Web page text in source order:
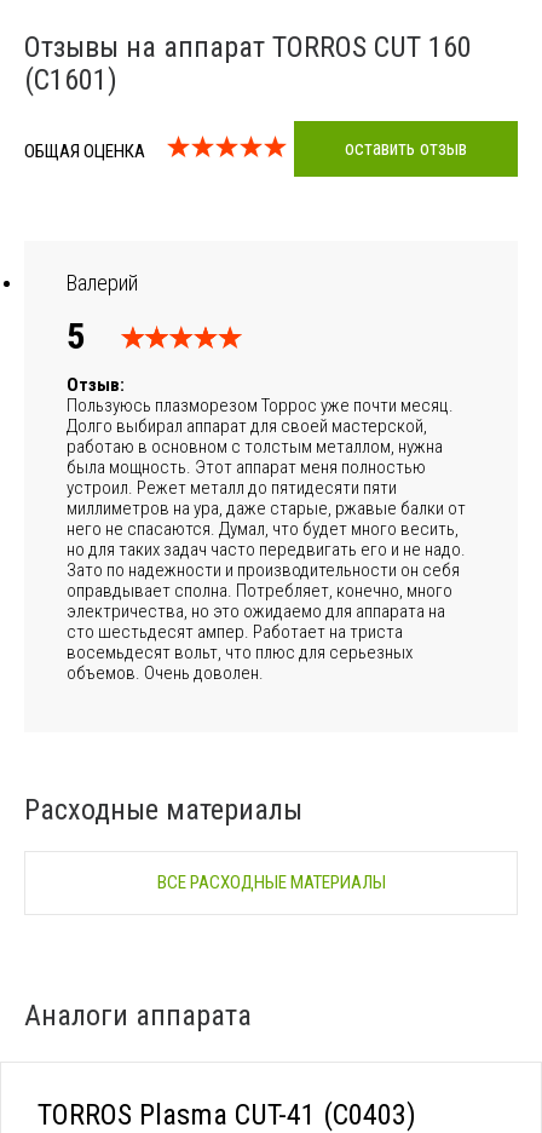
Отзывы на аппарат TORROS CUT 160
(C1601)
ОБЩАЯ ОЦЕНКА оставить отзыв
Валерий
5
Отзыв:
Пользуюсь плазморезом Торрос уже почти месяц.
Долго выбирал аппарат для своей мастерской,
работаю в основном с толстым металлом, нужна
была мощность. Этот аппарат меня полностью
устроил. Режет металл до пятидесяти пяти
миллиметров на ура, даже старые, ржавые балки от
него не спасаются. Думал, что будет много весить,
но для таких задач часто передвигать его и не надо.
Зато по надежности и производительности он себя
оправдывает сполна. Потребляет, конечно, много
электричества, но это ожидаемо для аппарата на
сто шестьдесят ампер. Работает на триста
восемьдесят вольт, что плюс для серьезных
объемов. Очень доволен.
Расходные материалы
ВСЕ РАСХОДНЫЕ МАТЕРИАЛЫ
Аналоги аппарата
TORROS Plasma CUT-41 (C0403)